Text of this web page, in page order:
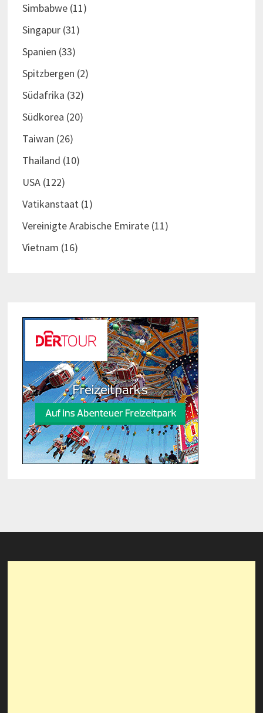
Simbabwe(11)
Singapur(31)
Spanien (33)
Spitzbergen (2)
Südafrika (32)
Südkorea (20)
Taiwan (26)
Thailand (10)
USA(122)
Vatikanstaat (1)
Vereinigte Arabische Emirate(11)
Vietnam (16)